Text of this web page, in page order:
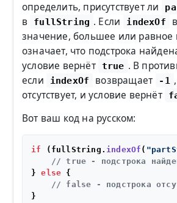
определить, присутствует ли
в fullString . Если indexOf
значение, большее или равное
означает, что подстрока
условие вернёт true . В
если
indexOf возвращает -1
отсутствует, и условие вернёт
Вот ваш код на русском:
if (fullString. indexOf (
// true - подстрока
} else {
// false - подстрока